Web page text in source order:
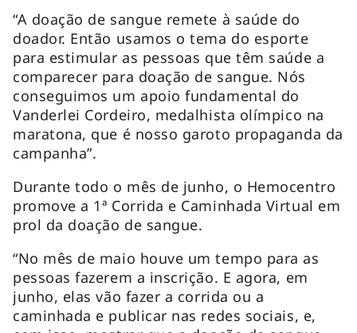
“A doação de sangue remete à saúde do
doador. Então usamos o tema do esporte
para estimular as pessoas que têm saúde a
comparecer para doação de sangue. Nós
conseguimos um apoio fundamental do
Vanderlei Cordeiro, medalhista olímpico na
maratona, que é nosso garoto propaganda da
campanha”.
Durante todo o mês de junho, o Hemocentro
promove a 1ª Corrida e Caminhada Virtual em
prol da doação de sangue.
“No mês de maio houve um tempo para as
pessoas fazerem a inscrição. E agora, em
junho, elas vão fazer a corrida ou a
caminhada e publicar nas redes sociais, e,